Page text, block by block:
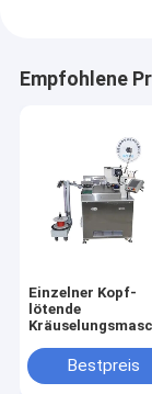
Empfohlene
Einzelner Kopf-
lötende
Typ- 1jahr-Bestpreis